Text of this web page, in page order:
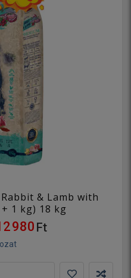
& Lamb with
1 kg) 18 kg
980 Ft